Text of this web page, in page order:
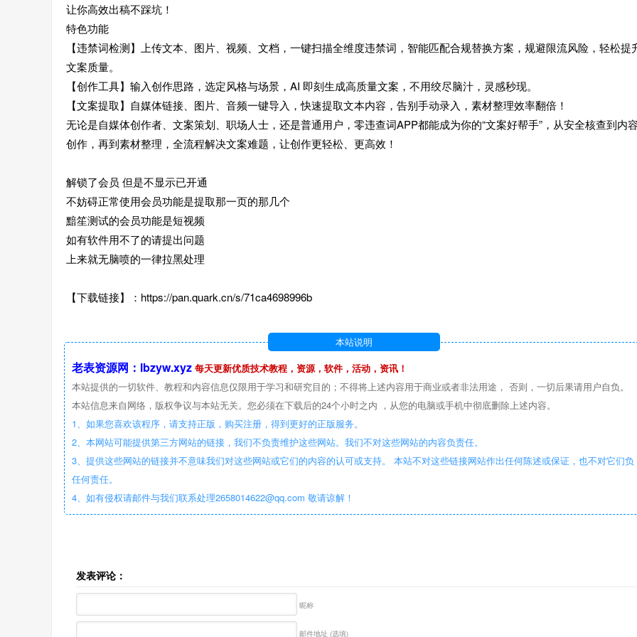
让你高效出稿不踩坑！
特色功能
【违禁词检测】上传文本、图片、视频、文档，一键扫描全维度违禁词，智能匹配合规替换方案，规避限流风险，轻松提
文案质量。
【创作工具】输入创作思路，选定风格与场景，AI 即刻生成高质量文案，不用绞尽脑汁，灵感秒现。
【文案提取】自媒体链接、图片、音频一键导入，快速提取文本内容，告别手动录入，素材整理效率翻倍！
无论是自媒体创作者、文案策划、职场人士，还是普通用户，零违查词APP都能成为你的“文案好帮手”，从安全核查到内
创作，再到素材整理，全流程解决文案难题，让创作更轻松、更高效！
解锁了会员 但是不显示已开通
不妨碍正常使用会员功能是提取那一页的那几个
黯笙测试的会员功能是短视频
如有软件用不了的请提出问题
上来就无脑喷的一律拉黑处理
【下载链接】：https://pan.quark.cn/s/71ca4698996b
本站说明
老表资源网：lbzyw.xyz 每天更新优质技术教程，资源，软件，活动，资讯！
本站提供的一切软件、教程和内容信息仅限用于学习和研究目的；不得将上述内容用于商业或者非法用途， 否则，一切后果请用户自负。
本站信息来自网络，版权争议与本站无关。您必须在下载后的24个小时之内 ，从您的电脑或手机中彻底删除上述内容。
1、如果您喜欢该程序，请支持正版，购买注册，得到更好的正版服务。
2、本网站可能提供第三方网站的链接，我们不负责维护这些网站。我们不对这些网站的内容负责任。
3、提供这些网站的链接并不意味我们对这些网站或它们的内容的认可或支持。 本站不对这些链接网站作出任何陈述或保证，也不对它们负
任何责任。
4、如有侵权请邮件与我们联系处理2658014622@qq.com 敬请谅解！
发表评论：
昵称
邮件地址 (选填)